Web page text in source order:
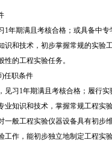
年期满且考核合格；或具备中
识和技术，初步掌握常规的实
的工程实验任务。
任职条件
习1年期满且考核合格；履行实
业知识和技术，掌握常规工程
般工程实验仪器设备具有初步维
工作，能初步独立地制定工程实